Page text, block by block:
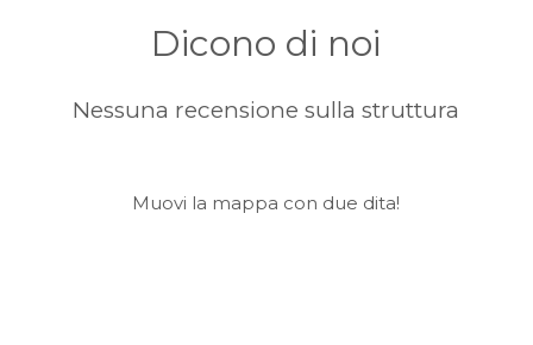
Dicono di noi
Nessuna recensione sulla struttura
Muovi la mappa con due dita!